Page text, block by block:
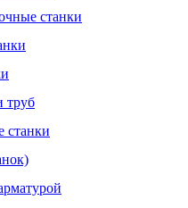
станки
труб
станки